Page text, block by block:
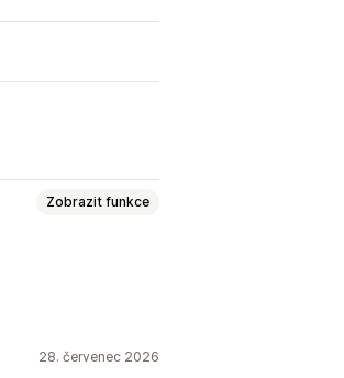
Zobrazit funkce
28. červenec 2026